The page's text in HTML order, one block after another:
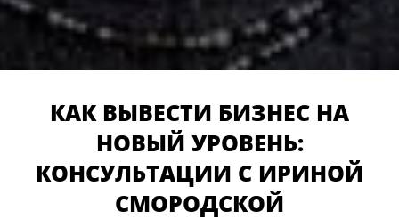
КАК ВЫВЕСТИ БИЗНЕС НА
НОВЫЙ УРОВЕНЬ:
КОНСУЛЬТАЦИИ С ИРИНОЙ
СМОРОДСКОЙ